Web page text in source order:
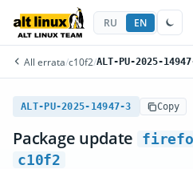
RU EN
All errata/c10f2/ALT-PU-2025-
ALT-PU-2025-14947-3 Copy
Package update
c10f2